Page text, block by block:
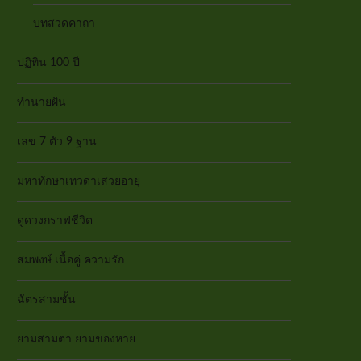
บทสวดคาถา
ปฏิทิน 100 ปี
ทำนายฝัน
เลข 7 ตัว 9 ฐาน
มหาทักษาเทวดาเสวยอายุ
ดูดวงกราฟชีวิต
สมพงษ์ เนื้อคู่ ความรัก
ฉัตรสามชั้น
ยามสามตา ยามของหาย